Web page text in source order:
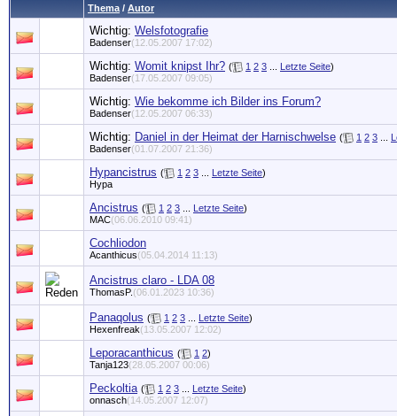
Thema / Autor
Wichtig: Welsfotografie
Badenser(12.05.2007 17:02)
Wichtig: Womit knipst Ihr? ( 1 2 3 Letzte Seite)
Badenser(17.05.2007 09:05)
Wichtig: Wie bekomme ich Bilder ins Forum?
Badenser(12.05.2007 06:33)
Wichtig: Daniel in der Heimat der Harnischwelse ( 1 2 3
Badenser(01.07.2007 21:36)
Hypancistrus ( 1 2 3 Letzte Seite)
Hypa
Ancistrus ( 1 2 3 Letzte Seite)
MAC(06.06.2010 09:41)
Cochliodon
Acanthicus(05.04.2014 11:13)
Ancistrus claro - LDA 08
ThomasP. (06.01.2023 10:36)
Panaqolus ( 1 2 3 Letzte Seite)
Hexenfreak(13.05.2007 12:02)
Leporacanthicus ( 1 2)
Tanja123(28.05.2007 00:06)
Peckoltia ( 1 2 3 Letzte Seite)
onnasch(14.05.2007 12:07)